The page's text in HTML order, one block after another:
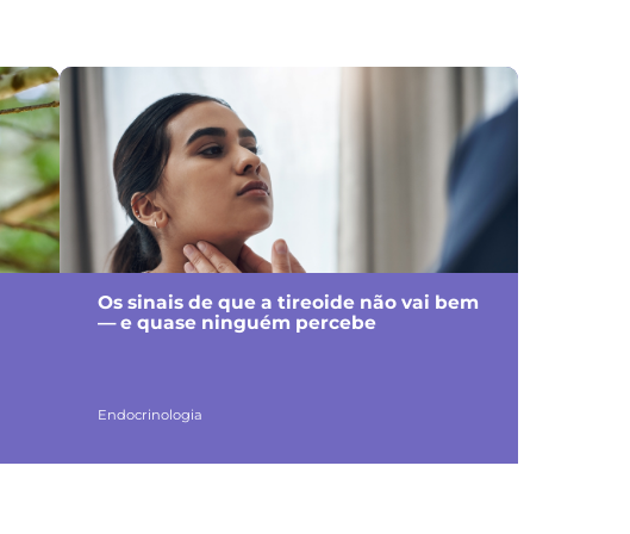
Os sinais de que a tireoide não vai bem
— e quase ninguém percebe
Endocrinologia